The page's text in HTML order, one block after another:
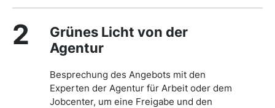
2
Grünes Licht von der
Agentur
Besprechung des Angebots mit den
Experten der Agentur für Arbeit oder dem
Jobcenter, um eine Freigabe und den